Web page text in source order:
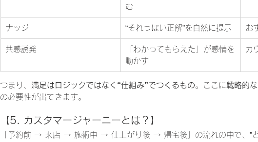
む
ナッジ “それっぽい正解”を自然に提示 お
共感誘発
「わかってもらえた」が感情を
動かす
カ
つまり、 満足はロジックではなく“仕組み”でつくるもの。ここに戦略的
の必要性が出てきます。
【5. カスタマージャーニーとは？】
「予約前 → 来店 → 施術中 → 仕上がり後 → 帰宅後」の流れの中で、”ど